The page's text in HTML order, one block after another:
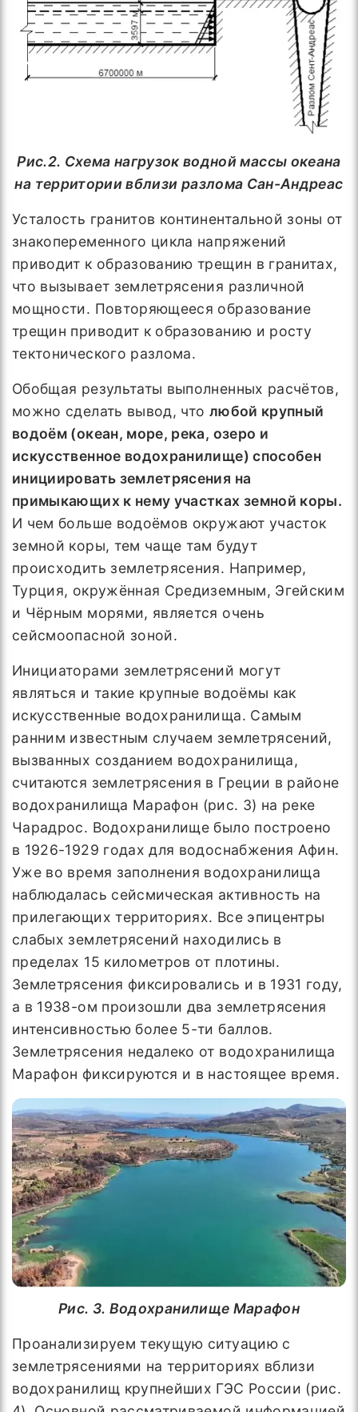
Рис.2. Схема нагрузок водной массы океана
на территории вблизи разлома Сан-Андреас
Усталость гранитов континентальной зоны от
знакопеременного цикла напряжений
приводит к образованию трещин в гранитах,
что вызывает землетрясения различной
мощности. Повторяющееся образование
трещин приводит к образованию и росту
тектонического разлома.
Обобщая результаты выполненных расчётов,
можно сделать вывод, что любой крупный
водоём (океан, море, река, озеро и
искусственное водохранилище) способен
инициировать землетрясения на
примыкающих к нему участках земной коры.
И чем больше водоёмов окружают участок
земной коры, тем чаще там будут
происходить землетрясения. Например,
Турция, окружённая Средиземным, Эгейским
и Чёрным морями, является очень
сейсмоопасной зоной.
Инициаторами землетрясений могут
являться и такие крупные водоёмы как
искусственные водохранилища. Самым
ранним известным случаем землетрясений,
вызванных созданием водохранилища,
считаются землетрясения в Греции в районе
водохранилища Марафон (рис. 3) на реке
Чарадрос. Водохранилище было построено
в 1926-1929 годах для водоснабжения Афин.
Уже во время заполнения водохранилища
наблюдалась сейсмическая активность на
прилегающих территориях. Все эпицентры
слабых землетрясений находились в
пределах 15 километров от плотины.
Землетрясения фиксировались и в 1931 году,
а в 1938-ом произошли два землетрясения
интенсивностью более 5-ти баллов.
Землетрясения недалеко от водохранилища
Марафон фиксируются и в настоящее время.
Рис. 3. Водохранилище Марафон
Проанализируем текущую ситуацию с
землетрясениями на территориях вблизи
водохранилищ крупнейших ГЭС России (рис.